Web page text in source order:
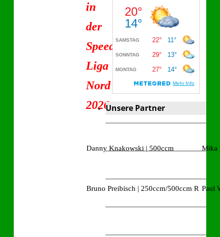
in
der
Speedway-
Liga
Nord
2026
Danny Knakowski | 500ccm Mika
Bruno Preibisch | 250ccm/500ccm R Paul
Unsere Partner